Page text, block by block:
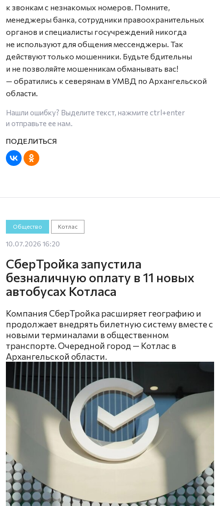
к звонкам с незнакомых номеров. Помните,
менеджеры банка, сотрудники правоохранительных
органов и специалисты госучреждений никогда
не используют для общения мессенджеры. Так
действуют только мошенники. Будьте бдительны
и не позволяйте мошенникам обманывать вас!
— обратились к северянам в УМВД по Архангельской
области.
Нашли ошибку? Выделите текст, нажмите ctrl+enter
и отправьте ее нам.
Общество Котлас
10.07.2026 16:20
СберТройка запустила
безналичную оплату в 11 новых
автобусах Котласа
Компания СберТройка расширяет географию и
продолжает внедрять билетную систему вместе с
новыми терминалами в общественном
транспорте. Очередной город — Котлас в
Архангельской области.